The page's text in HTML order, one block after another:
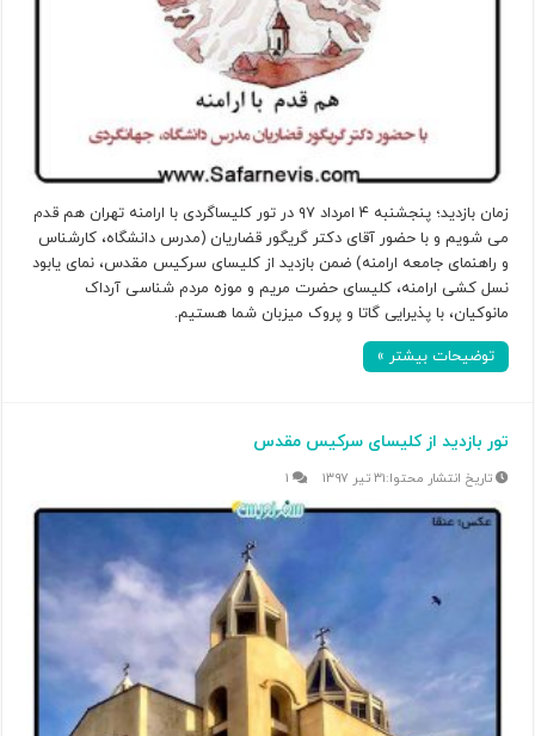
زمان بازدید؛ پنجشنبه ۴ امرداد ۹۷ در تور کلیساگردی با ارامنه تهران هم قدم
می شویم و با حضور آقای دکتر گریگور قضاریان (مدرس دانشگاه، کارشناس
و راهنمای جامعه ارامنه) ضمن بازدید از کلیسای سرکیس مقدس، نمای یابود
نسل کشی ارامنه، کلیسای حضرت مریم و موزه مردم شناسی آرداک
مانوکیان، با پذیرایی گاتا و پروک میزبان شما هستیم.
توضیحات بیشتر »
تور بازدید از کلیسای سرکیس مقدس
۳۱ تیر ۱۳۹۷ ۱